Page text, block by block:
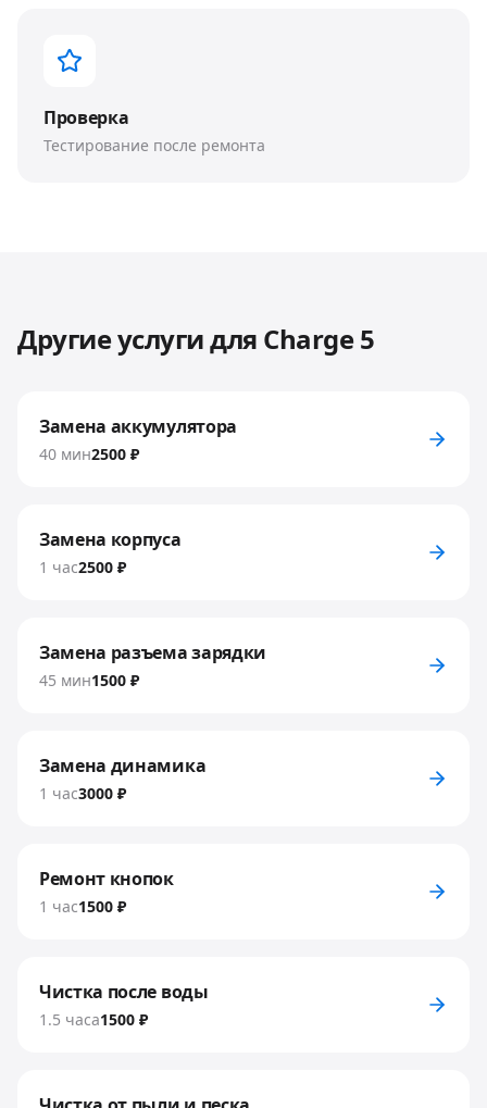
Проверка
Тестирование после ремонта
Другие услуги для Charge 5
Замена аккумулятора
40 мин2500 ₽
Замена корпуса
1 час2500 ₽
Замена разъема зарядки
45 мин1500 ₽
Замена динамика
1 час3000 ₽
Ремонт кнопок
1 час1500 ₽
Чистка после воды
1.5 часа1500 ₽